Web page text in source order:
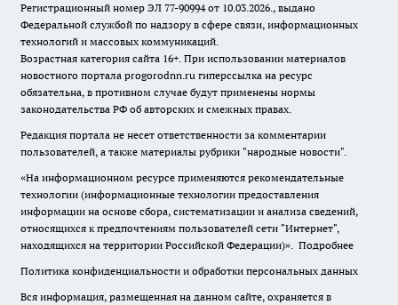
Регистрационный номер ЭЛ 77-90994 от 10.03.2026., выдано
Федеральной службой по надзору в сфере связи, информационных
технологий и массовых коммуникаций.
Возрастная категория сайта 16+. При использовании материалов
новостного портала progorodnn.ru гиперссылка на ресурс
обязательна, в противном случае будут применены нормы
законодательства РФ об авторских и смежных правах.
Редакция портала не несет ответственности за комментарии
пользователей, а также материалы рубрики "народные новости".
«На информационном ресурсе применяются рекомендательные
технологии (информационные технологии предоставления
информации на основе сбора, систематизации и анализа сведений,
относящихся к предпочтениям пользователей сети "Интернет",
находящихся на территории Российской Федерации)». Подробнее
Политика конфиденциальности и обработки персональных данных
Вся информация, размещенная на данном сайте, охраняется в